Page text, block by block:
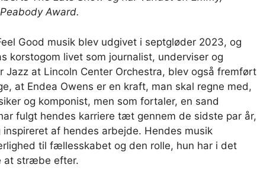
Award.
Good musik blev udgivet i septgløder 2023, og
korstogom livet som journalist, underviser og
Jazz at Lincoln Center Orchestra, blev også fremført
at Endea Owens er en kraft, man skal regne med,
og komponist, men som fortaler, en sand
fulgt hendes karriere tæt gennem de sidste par år,
af hendes arbejde. Hendes musik
til fællesskabet og den rolle, hun har i det
at stræbe efter.